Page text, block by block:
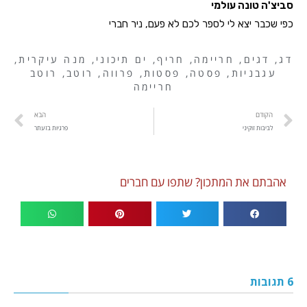
סביצ'ה טונה עולמי
כפי שכבר יצא לי לספר לכם לא פעם, ניר חברי
דג, דגים , חריימה , חריף, ים תיכוני , מנה עיקרית,
עגבניות , פסטה , פסטות, פרווה , רוטב,
רוטב
חריימה
הקודם
לביבות זוקיני
הבא
פרגיות בזעתר
אהבתם את המתכון? שתפו עם חברים
6 תגובות